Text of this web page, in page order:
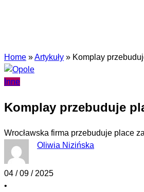
Home »Artykuły » Komplay
Inne
Komplay przebuduje
Wrocławska firma przebuduje place
Oliwia Nizińska
04 / 09 / 2025
•